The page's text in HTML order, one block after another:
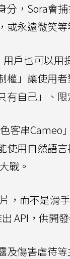
分，Sora會
或永遠微笑
戶也可以
權」讓使用
自己」、
客串Cameo
使用自然語
戰。
，而不是滑
API，供開
傷害虐待